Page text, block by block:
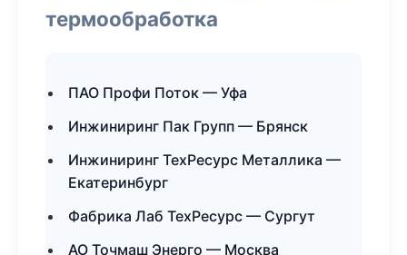
термообработка
ПАО Профи Поток — Уфа
Инжиниринг Пак Групп — Брянск
Инжиниринг ТехРесурс Металлика —
Екатеринбург
Фабрика Лаб ТехРесурс — Сургут
АО Точмаш Энерго — Москва